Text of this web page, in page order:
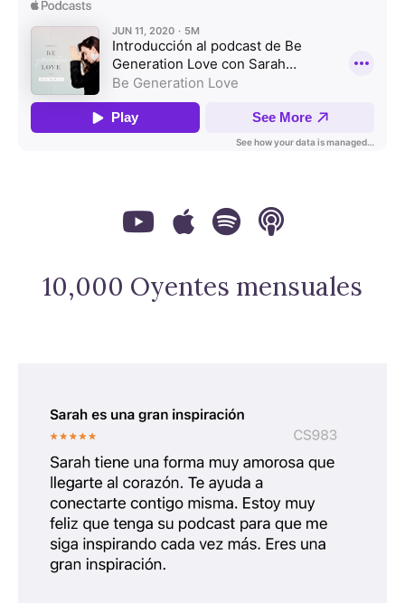
10,000 Oyentes mensuales